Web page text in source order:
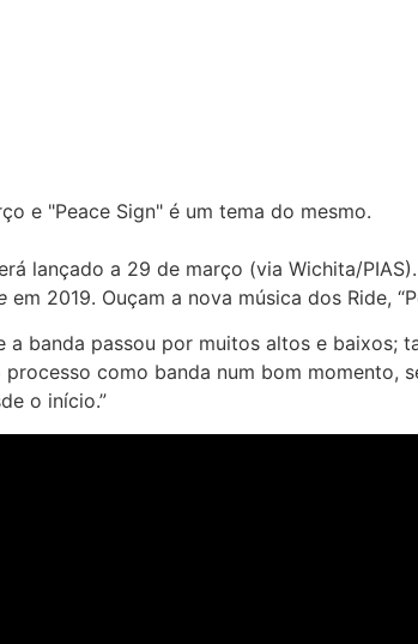
e "Peace Sign" é um tema do mesmo.
lançado a 29 de março (via Wichita/
em 2019. Ouçam a nova música dos Ride,
banda passou por muitos altos e baixos;
como banda num bom
o início.”